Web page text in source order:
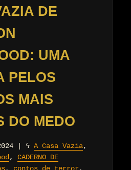
DE
UMA
PELOS
MAIS
DO MEDO
ϟ A Casa Vazia,
, CADERNO DE